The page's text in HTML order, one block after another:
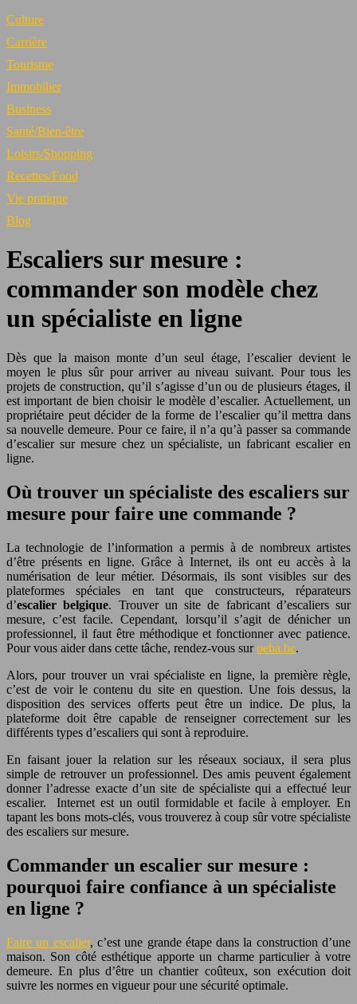
Culture
Carrière
Tourisme
Immobilier
Business
Santé/Bien-être
Loisirs/Shopping
Recettes/Food
Vie pratique
Blog
Escaliers sur mesure :
commander son modèle chez
un spécialiste en ligne
Dès que la maison monte d’un seul étage, l’escalier devient le
moyen le plus sûr pour arriver au niveau suivant. Pour tous les
projets de construction, qu’il s’agisse d’un ou de plusieurs étages, il
est important de bien choisir le modèle d’escalier. Actuellement, un
propriétaire peut décider de la forme de l’escalier qu’il mettra dans
sa nouvelle demeure. Pour ce faire, il n’a qu’à passer sa commande
d’escalier sur mesure chez un spécialiste, un fabricant escalier en
ligne.
Où trouver un spécialiste des escaliers sur
mesure pour faire une commande ?
La technologie de l’information a permis à de nombreux artistes
d’être présents en ligne. Grâce à Internet, ils ont eu accès à la
numérisation de leur métier. Désormais, ils sont visibles sur des
plateformes spéciales en tant que constructeurs, réparateurs
d’escalier belgique. Trouver un site de fabricant d’escaliers sur
mesure, c’est facile. Cependant, lorsqu’il s’agit de dénicher un
professionnel, il faut être méthodique et fonctionner avec patience.
Pour vous aider dans cette tâche, rendez-vous suroeba.be.
Alors, pour trouver un vrai spécialiste en ligne, la première règle,
c’est de voir le contenu du site en question. Une fois dessus, la
disposition des services offerts peut être un indice. De plus, la
plateforme doit être capable de renseigner correctement sur les
différents types d’escaliers qui sont à reproduire.
En faisant jouer la relation sur les réseaux sociaux, il sera plus
simple de retrouver un professionnel. Des amis peuvent également
donner l’adresse exacte d’un site de spécialiste qui a effectué leur
escalier. Internet est un outil formidable et facile à employer. En
tapant les bons mots-clés, vous trouverez à coup sûr votre spécialiste
des escaliers sur mesure.
Commander un escalier sur mesure :
pourquoi faire confiance à un spécialiste
en ligne ?
Faire un escalier, c’est une grande étape dans la construction d’une
maison. Son côté esthétique apporte un charme particulier à votre
demeure. En plus d’être un chantier coûteux, son exécution doit
suivre les normes en vigueur pour une sécurité optimale.